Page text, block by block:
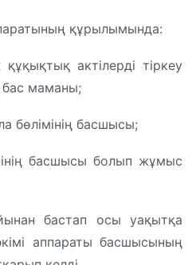
құрылымында:
актілерді тіркеу
бас маманы;
бөлімінің басшысы;
басшысы болып жұмыс
бастап осы уақытқа
аппараты басшысының